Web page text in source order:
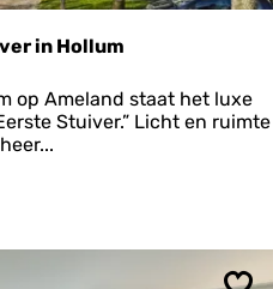
in Hollum
op Ameland staat het luxe
Stuiver.” Licht en ruimte